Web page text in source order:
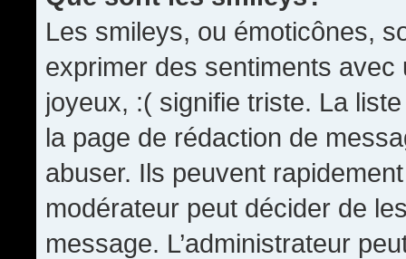
Les smileys, ou émoticônes,
exprimer des sentiments
joyeux, :( signifie triste. La
la page de rédaction de
abuser. Ils peuvent
modérateur peut décider de
message. L’administrateur